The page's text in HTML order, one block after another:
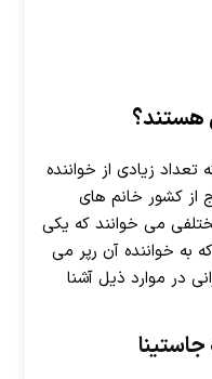
هستند؟
زیادی از خواننده
از کشور خانم های
می خوانند که یکی
به خواننده آن رپر می
در موارد ذیل آشنا